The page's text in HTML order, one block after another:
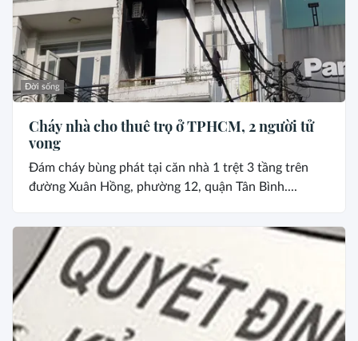
Đời sống
Cháy nhà cho thuê trọ ở TPHCM, 2 người tử
vong
Đám cháy bùng phát tại căn nhà 1 trệt 3 tầng trên
đường Xuân Hồng, phường 12, quận Tân Bình....